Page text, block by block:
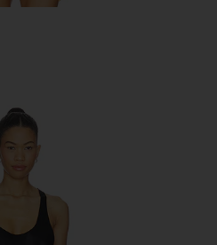
ICON TO SEE MORE OPTIONS